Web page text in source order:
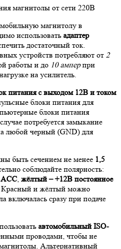
магнитолу в
использовать адаптер
достаточный ток.
устройств потребляют от 2
работы и до 10 амперпри
на усилитель.
питания с выходом 12В и током
блоки питания для
блоки питания
потребуется замыкание
любой черный (GND) для
быть сечением не менее 1,5
соблюдайте полярность:
, жёлтый – +12В постоянное
Красный и жёлтый можно
включалась сразу при подаче
автомобильный ISO-
проводами, чтобы не
Альтернативный